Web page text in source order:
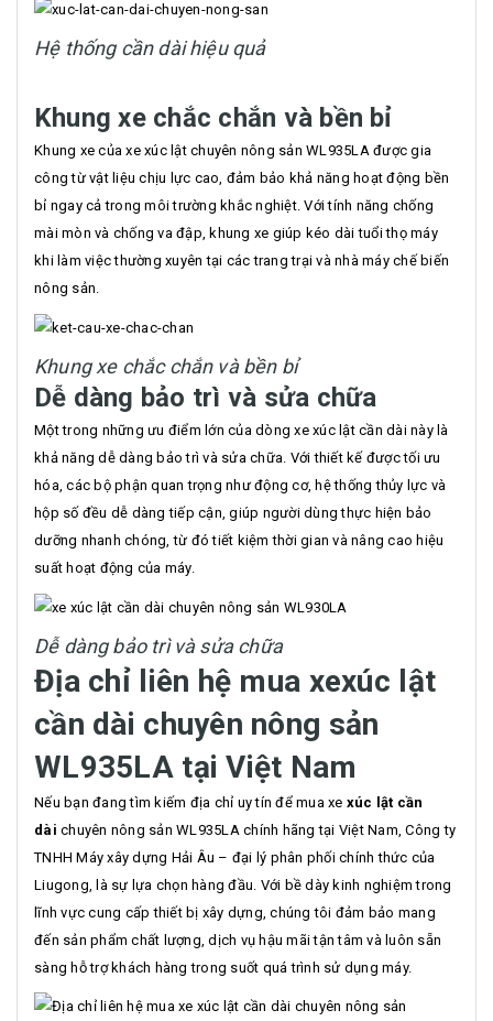
Hệ thống cần dài hiệu quả
Khung xe chắc chắn và bền bỉ
Khung xe của xe xúc lật chuyên nông sản WL935LA được gia
công từ vật liệu chịu lực cao, đảm bảo khả năng hoạt động bền
bỉ ngay cả trong môi trường khắc nghiệt. Với tính năng chống
mài mòn và chống va đập, khung xe giúp kéo dài tuổi thọ máy
khi làm việc thường xuyên tại các trang trại và nhà máy chế biến
nông sản.
Khung xe chắc chắn và bền bỉ
Dễ dàng bảo trì và sửa chữa
Một trong những ưu điểm lớn của dòng xe xúc lật cần dài này là
khả năng dễ dàng bảo trì và sửa chữa. Với thiết kế được tối ưu
hóa, các bộ phận quan trọng như động cơ, hệ thống thủy lực và
hộp số đều dễ dàng tiếp cận, giúp người dùng thực hiện bảo
dưỡng nhanh chóng, từ đó tiết kiệm thời gian và nâng cao hiệu
suất hoạt động của máy.
Dễ dàng bảo trì và sửa chữa
Địa chỉ liên hệ mua xexúc lật
cần dài chuyên nông sản
WL935LA tại Việt Nam
Nếu bạn đang tìm kiếm địa chỉ uy tín để mua xe xúc lật cần
dài chuyên nông sản WL935LA chính hãng tại Việt Nam, Công ty
TNHH Máy xây dựng Hải Âu – đại lý phân phối chính thức của
Liugong, là sự lựa chọn hàng đầu. Với bề dày kinh nghiệm trong
lĩnh vực cung cấp thiết bị xây dựng, chúng tôi đảm bảo mang
đến sản phẩm chất lượng, dịch vụ hậu mãi tận tâm và luôn sẵn
sàng hỗ trợ khách hàng trong suốt quá trình sử dụng máy.